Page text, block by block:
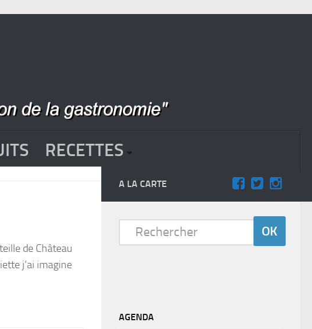
RECETTES
de Château
j’ai imagine
A LA CARTE
AGENDA